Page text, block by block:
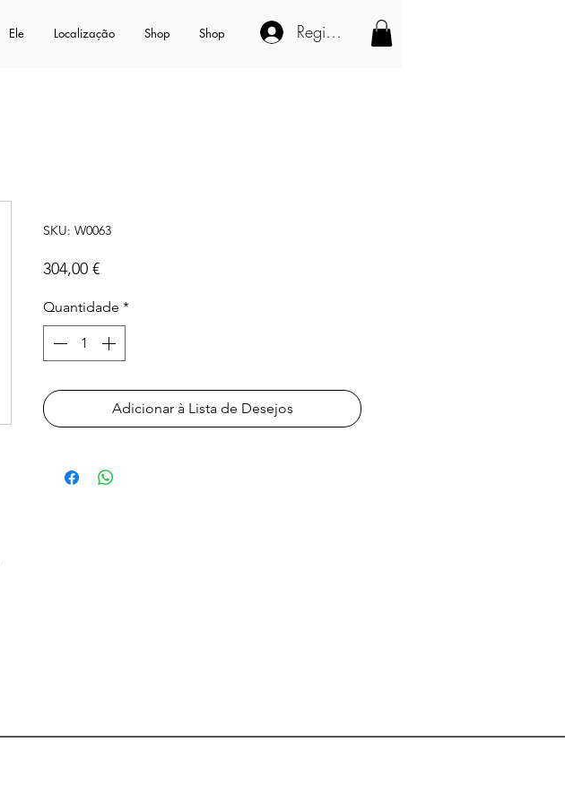
Ele Localização Shop Shop Registe-se
SKU: W0063
304,00 €Preço
Quantidade *
Adicionar à Lista de Desejos